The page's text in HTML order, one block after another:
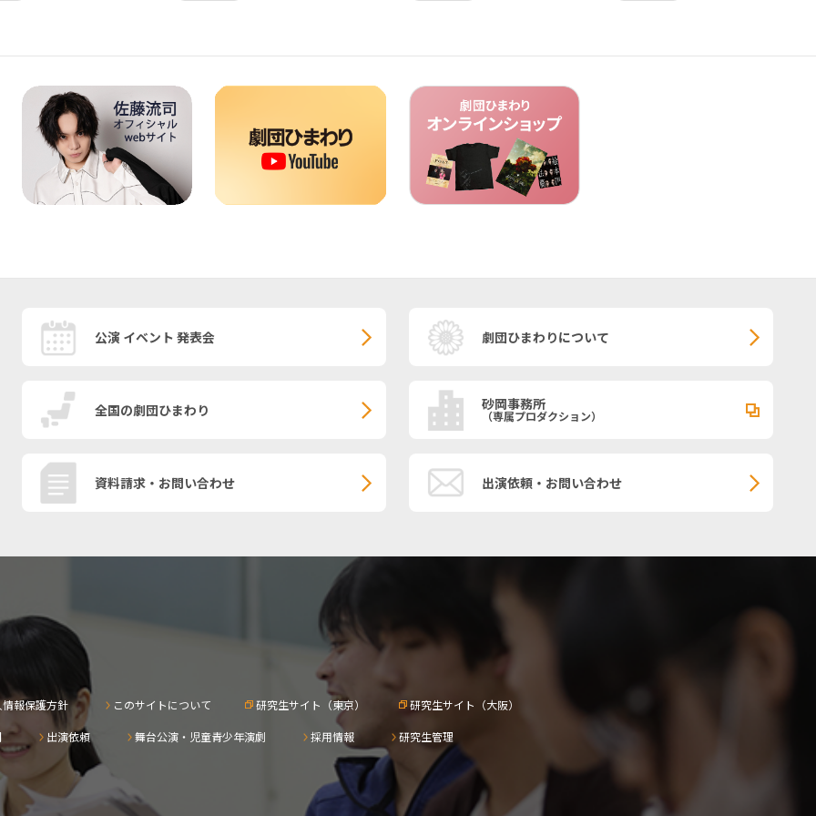
公演 イベント 発表会 劇団ひまわりについて
全国の劇団ひまわり 砂岡事務所
（専属プロダクション）
資料請求・お問い合わせ 出演依頼・お問い合わせ
情報保護方針 このサイトについて 研究生サイト（東京） 研究生サイト（大阪）
出演依頼 舞台公演・児童青少年演劇 採用情報 研究生管理